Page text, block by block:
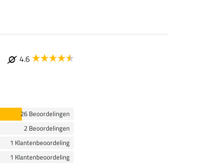
4.6
26 Beoordelingen
2 Beoordelingen
1 Klantenbeoordeling
1 Klantenbeoordeling